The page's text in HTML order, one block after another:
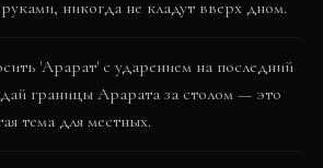
никогда не кладут вверх дном.
'Арарат' с ударением на последний
границы Арарата за столом — это
тема для местных.